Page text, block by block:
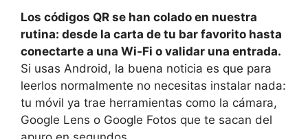
Los códigos QR se han colado en nuestra
rutina: desde la carta de tu bar favorito hasta
conectarte a una Wi‑Fi o validar una entrada.
Si usas Android, la buena noticia es que para
leerlos normalmente no necesitas instalar nada:
tu móvil ya trae herramientas como la cámara,
Google Lens o Google Fotos que te sacan del